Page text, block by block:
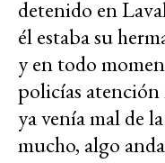
detenido en
él estaba su
y en todo
policías
ya venía mal de
mucho, algo